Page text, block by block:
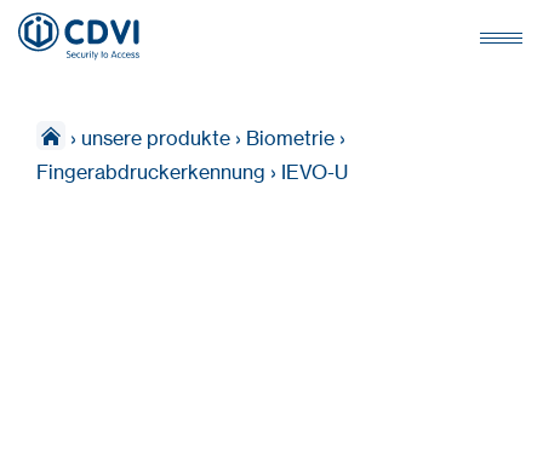
› unsere produkte › Biometrie ›
Fingerabdruckerkennung › IEVO-U